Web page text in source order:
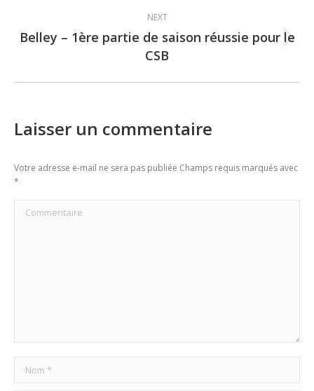
NEXT
Next
post:
Belley – 1ère partie de saison réussie pour le
CSB
Laisser un commentaire
Votre adresse e-mail ne sera pas publiée Champs requis marqués avec
*
Commentaire
Nom *